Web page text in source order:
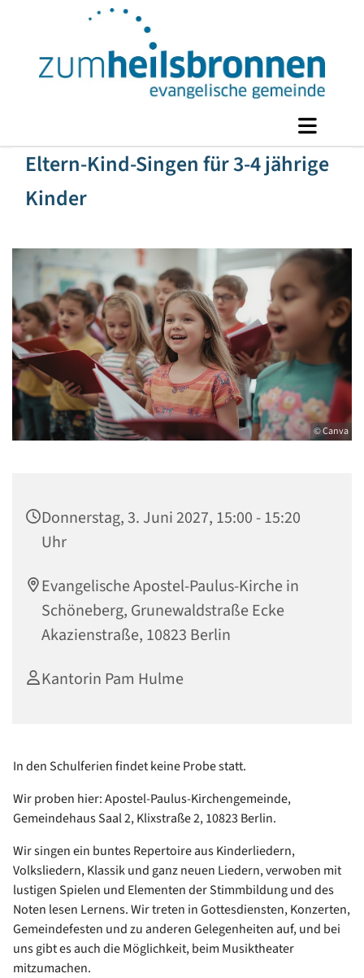
Eltern-Kind-Singen für 3-4 jährige
Kinder
© Canva
Donnerstag, 3. Juni 2027, 15:00 - 15:20
Uhr
Evangelische Apostel-Paulus-Kirche in
Schöneberg, Grunewaldstraße Ecke
Akazienstraße, 10823 Berlin
Kantorin Pam Hulme
In den Schulferien findet keine Probe statt.
Wir proben hier: Apostel-Paulus-Kirchengemeinde,
Gemeindehaus Saal 2, Klixstraße 2, 10823 Berlin.
Wir singen ein buntes Repertoire aus Kinderliedern,
Volksliedern, Klassik und ganz neuen Liedern, verwoben mit
lustigen Spielen und Elementen der Stimmbildung und des
Noten lesen Lernens. Wir treten in Gottesdiensten, Konzerten,
Gemeindefesten und zu anderen Gelegenheiten auf, und bei
uns gibt es auch die Möglichkeit, beim Musiktheater
mitzumachen.